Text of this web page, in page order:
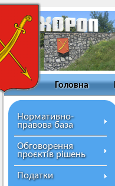
Головна
Нормативно-
правова база
Обговорення
проєктів рішень
Податки